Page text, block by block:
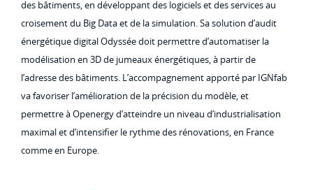
des bâtiments, en développant des logiciels et des services au
croisement du Big Data et de la simulation. Sa solution d’audit
énergétique digital Odyssée doit permettre d’automatiser la
modélisation en 3D de jumeaux énergétiques, à partir de
l’adresse des bâtiments. L’accompagnement apporté par IGNfab
va favoriser l’amélioration de la précision du modèle, et
permettre à Openergy d’atteindre un niveau d’industrialisation
maximal et d’intensifier le rythme des rénovations, en France
comme en Europe.